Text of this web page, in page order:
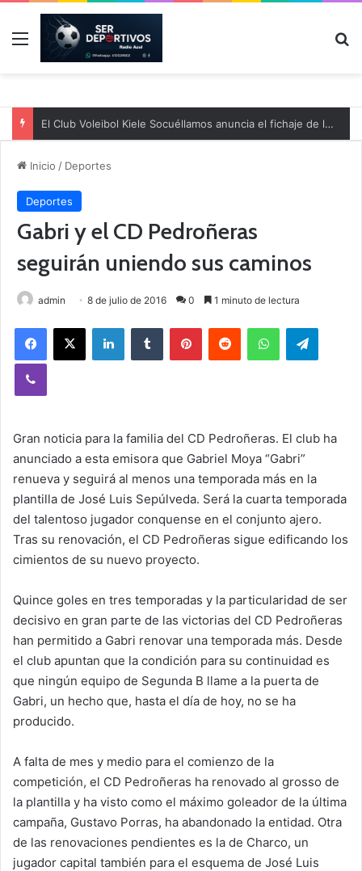
Menú
El Club Voleibol Kiele Socuéllamos anuncia el fichaje de la central norteamericana Morgan Thurlow para la temporada 2026/2027
Inicio / Deportes
Deportes
Gabri y el CD Pedroñeras
seguirán uniendo sus caminos
admin 8 de julio de 2016 0 1 minuto de lectura
Gran noticia para la familia del CD Pedroñeras. El club ha
anunciado a esta emisora que Gabriel Moya “Gabri”
renueva y seguirá al menos una temporada más en la
plantilla de José Luis Sepúlveda. Será la cuarta temporada
del talentoso jugador conquense en el conjunto ajero.
Tras su renovación, el CD Pedroñeras sigue edificando los
cimientos de su nuevo proyecto.
Quince goles en tres temporadas y la particularidad de ser
decisivo en gran parte de las victorias del CD Pedroñeras
han permitido a Gabri renovar una temporada más. Desde
el club apuntan que la condición para su continuidad es
que ningún equipo de Segunda B llame a la puerta de
Gabri, un hecho que, hasta el día de hoy, no se ha
producido.
A falta de mes y medio para el comienzo de la
competición, el CD Pedroñeras ha renovado al grosso de
la plantilla y ha visto como el máximo goleador de la última
campaña, Gustavo Porras, ha abandonado la entidad. Otra
de las renovaciones pendientes es la de Charco, un
jugador capital también para el esquema de José Luis